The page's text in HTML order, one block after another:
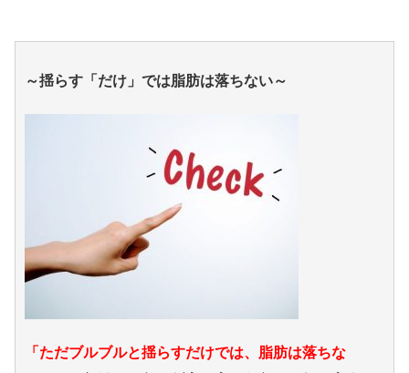
～揺らす「だけ」では脂肪は落ちない～
「ただブルブルと揺らすだけでは、脂肪は落ちな